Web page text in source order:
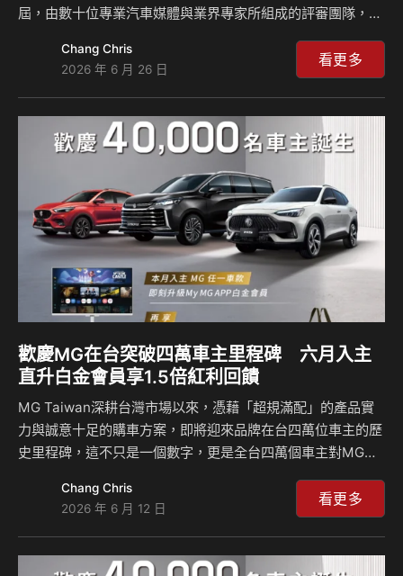
屆，由數十位專業汽車媒體與業界專家所組成的評審團隊，透
動力系統、安全配備以及價格競爭力等項目進行綜合評鑑。最
終，MG G50 PLUS憑藉全面性的產品實力與超規滿配的優
勢，在強勁對手中脫穎而出，勇奪「最佳國產中大型 MPV」
桂冠，再度展現MG品牌在產品實力、安全科技與滿足消費者
需求的堅定承諾。 「最親民的正七人座MPV」 MG G50
PLUS樹立超規標竿 傳承MG超規滿配的品牌精神，G50
PLUS自去年上市以…
Chang Chris
2026 年 6 月 26 日
看更多
歡慶MG在台突破四萬車主里程碑 六月入主
直升白金會員享1.5倍紅利回饋
MG Taiwan深耕台灣市場以來，憑藉「超規滿配」的產品實
力與誠意十足的購車方案，即將迎來品牌在台四萬位車主的歷
史里程碑，這不只是一個數字，更是全台四萬個車主對MG最
於六月推出最強夏日購車方案，祭出全車系0利率貸款方案，
讓購車門檻有感大降，絕對是今年夏天最不容錯過的入手時
機！本月購車不僅享有0利率優惠貸款方案，各車型搭配舊換
新補助後更迎來心動起跳價：當家旗艦休旅HS限量絕享價
Chang Chris
2026 年 6 月 12 日
看更多